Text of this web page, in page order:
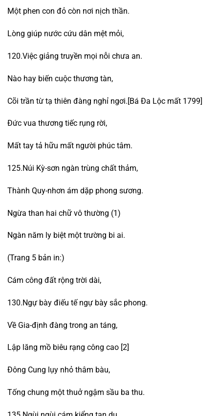
Một phen con đỏ còn nơi nịch thần.
Lòng giúp nước cứu dân mệt mỏi,
120.Việc giảng truyền mọi nỗi chưa an.
Nào hay biến cuộc thương tàn,
Cõi trần từ tạ thiên đàng nghỉ ngơi.[Bá Đa Lộc mất 1799]
Đức vua thương tiếc rụng rời,
Mất tay tả hữu mất người phúc tâm.
125.Núi Kỳ-sơn ngàn trùng chất thảm,
Thành Quy-nhơn ám dặp phong sương.
Ngừa than hai chữ vô thường (1)
Ngàn năm ly biệt một trường bi ai.
(Trang 5 bản in:)
Cám công đất rộng trời dài,
130.Ngự bày điếu tế ngự bày sắc phong.
Về Gia-định đàng trong an táng,
Lập lăng mồ biêu rạng công cao [2]
Đông Cung lụy nhỏ thâm bàu,
Tống chung một thuở ngậm sầu ba thu.